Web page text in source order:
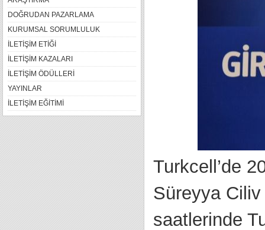
Turkcell’de
Süreyya Ciliv
saatlerinde
DOĞRUDAN PAZARLAMA
KURUMSAL SORUMLULUK
İLETİŞİM ETİĞİ
İLETİŞİM KAZALARI
İLETİŞİM ÖDÜLLERİ
YAYINLAR
İLETİŞİM EĞİTİMİ